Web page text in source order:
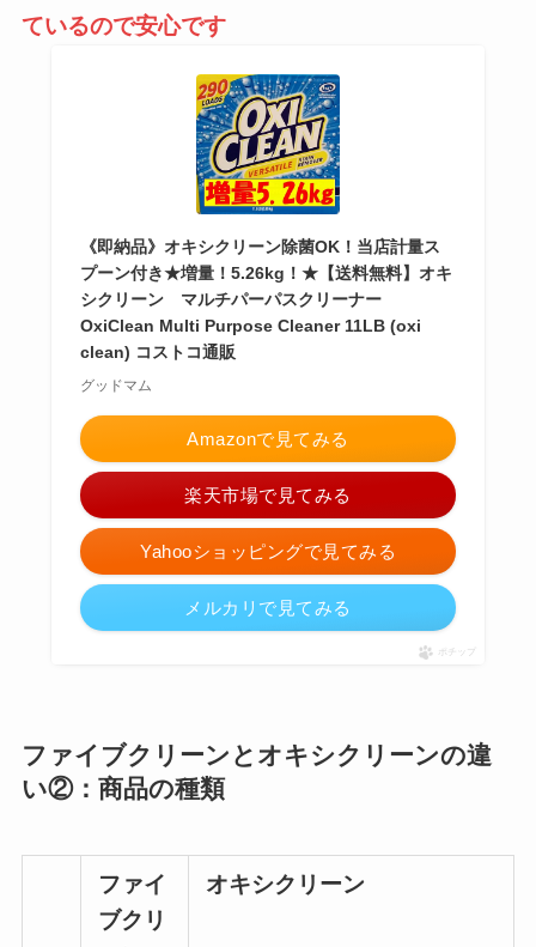
ているので安心です
《即納品》オキシクリーン除菌OK！当店計量ス
プーン付き★増量！5.26kg！★【送料無料】オキ
シクリーン マルチパーパスクリーナー
OxiClean Multi Purpose Cleaner 11LB (oxi
clean) コストコ通販
グッドマム
Amazonで見てみる
楽天市場で見てみる
Yahooショッピングで見てみる
メルカリで見てみる
ポチップ
ファイブクリーンとオキシクリーンの違
い②：商品の種類
ファイ
ブクリ
オキシクリーン